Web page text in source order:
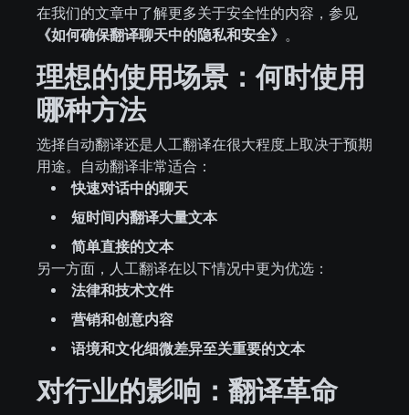
在我们的文章中了解更多关于安全性的内容，参见
《如何确保翻译聊天中的隐私和安全》
理想的使用场景：何时使用
哪种方法
选择自动翻译还是人工翻译在很大程度上取决于预期
用途。自动翻译非常适合：
快速对话中的聊天
短时间内翻译大量文本
简单直接的文本
另一方面，人工翻译在以下情况中更为优选：
法律和技术文件
营销和创意内容
语境和文化细微差异至关重要的文本
对行业的影响：翻译革命